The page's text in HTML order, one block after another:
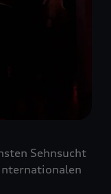
Sehnsucht